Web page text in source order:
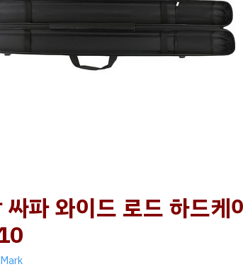
파 와이드 로드 하드케